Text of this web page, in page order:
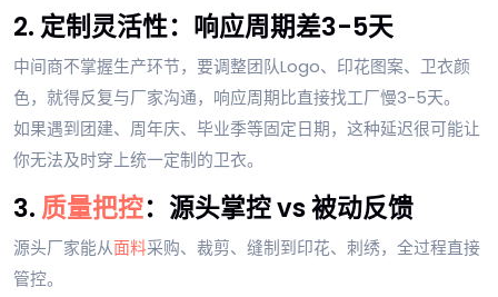
2. 定制灵活性：响应周期差3-5天
中间商不掌握生产环节，要调整团队Logo、印花图案、卫衣颜
色，就得反复与厂家沟通，响应周期比直接找工厂慢3-5天。
如果遇到团建、周年庆、毕业季等固定日期，这种延迟很可能让
你无法及时穿上统一定制的卫衣。
3.质量把控：源头掌控 vs 被动反馈
源头厂家能从面料采购、裁剪、缝制到印花、刺绣，全过程直接
管控。